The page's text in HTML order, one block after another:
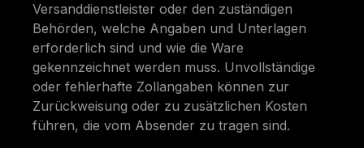
Versanddienstleister oder den zuständigen
Behörden, welche Angaben und Unterlagen
erforderlich sind und wie die Ware
gekennzeichnet werden muss. Unvollständige
oder fehlerhafte Zollangaben können zur
Zurückweisung oder zu zusätzlichen Kosten
führen, die vom Absender zu tragen sind.